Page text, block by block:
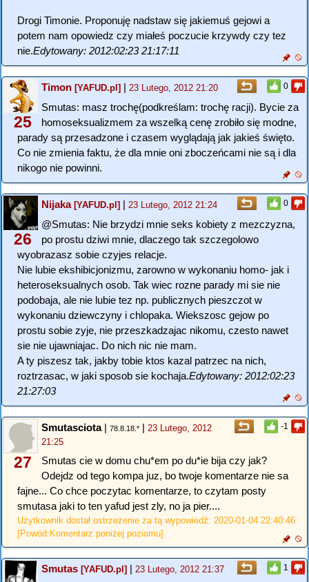
Drogi Timonie. Proponuję nadstaw się jakiemuś gejowi a
potem nam opowiedz czy miałeś poczucie krzywdy czy tez
nie.Edytowany: 2012:02:23 21:17:11
0
25
Timon [YAFUD.pl] | 23 Lutego, 2012 21:20
Smutas: masz trochę(podkreślam: trochę racji). Bycie za
homoseksualizmem za wszelką cenę zrobiło się modne,
parady są przesadzone i czasem wyglądają jak jakieś święto.
Co nie zmienia faktu, że dla mnie oni zboczeńcami nie są i dla
nikogo nie powinni.
0
26
Nijaka[YAFUD.pl] | 23 Lutego, 2012 21:24
@Smutas: Nie brzydzi mnie seks kobiety z mezczyzna,
po prostu dziwi mnie, dlaczego tak szczegolowo
wyobrazasz sobie czyjes relacje.
Nie lubie ekshibicjonizmu, zarowno w wykonaniu homo- jak i
heteroseksualnych osob. Tak wiec rozne parady mi sie nie
podobaja, ale nie lubie tez np. publicznych pieszczot w
wykonaniu dziewczyny i chlopaka. Wiekszosc gejow po
prostu sobie zyje, nie przeszkadzajac nikomu, czesto nawet
sie nie ujawniajac. Do nich nic nie mam.
A ty piszesz tak, jakby tobie ktos kazal patrzec na nich,
roztrzasac, w jaki sposob sie kochaja.Edytowany: 2012:02:23
21:27:03
-1
27
Smutasciota| 78.8.18.* | 23 Lutego, 2012
21:25
Smutas cie w domu chu*em po du*ie bija czy jak?
Odejdz od tego kompa juz, bo twoje komentarze nie sa
fajne... Co chce poczytac komentarze, to czytam posty
smutasa jaki to ten yafud jest zly, no ja pier....
Użytkownik dostał ostrzeżenie za tą wypowiedź: 2020-01-04 22:40:46
[Powód:Komentarz poniżej poziomu]
1
Smutas [YAFUD.pl] | 23 Lutego, 2012 21:37